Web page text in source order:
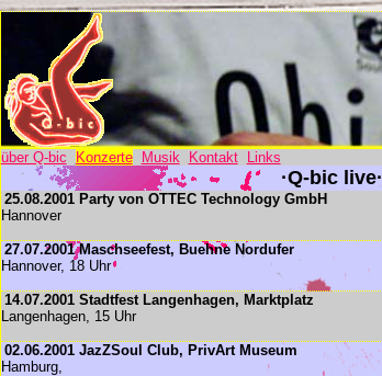
über Q-bic Konzerte Musik Kontakt Links
·Q-bic live·
25.08.2001 Party von OTTEC Technology GmbH
Hannover
27.07.2001 Maschseefest, Buehne Nordufer
Hannover, 18 Uhr
14.07.2001 Stadtfest Langenhagen, Marktplatz
Langenhagen, 15 Uhr
02.06.2001 JazZSoul Club, PrivArt Museum
Hamburg,